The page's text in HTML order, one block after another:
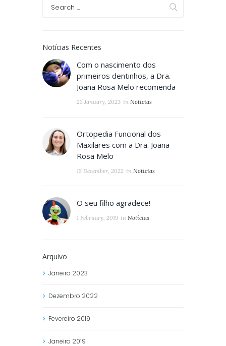
Notícias Recentes
Com o nascimento dos
primeiros dentinhos, a Dra.
Joana Rosa Melo recomenda
25 January, 2023 in Notícias
Ortopedia Funcional dos
Maxilares com a Dra. Joana
Rosa Melo
15 December, 2022 in Notícias
O seu filho agradece!
1 February, 2019 in Notícias
Arquivo
Janeiro 2023
Dezembro 2022
Fevereiro 2019
Janeiro 2019